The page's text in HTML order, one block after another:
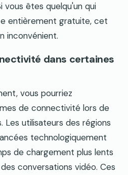
vous êtes quelqu'un qui
entièrement gratuite, cet
inconvénient.
dans certaines
vous pourriez
de connectivité lors de
Les utilisateurs des régions
technologiquement
de chargement plus lents
conversations vidéo. Ces